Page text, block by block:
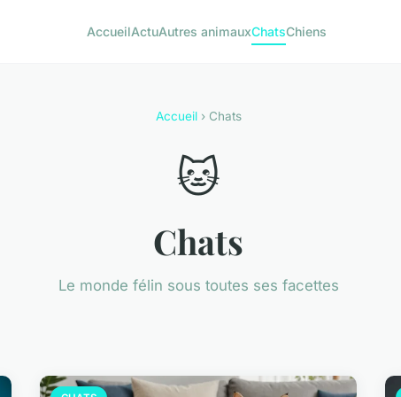
AccueilActuAutres animauxChatsChiens
Accueil› Chats
🐱
Chats
Le monde félin sous toutes ses facettes